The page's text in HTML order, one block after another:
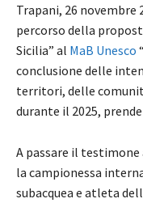
Trapani, 26 novembre
percorso della
Sicilia” al MaB Unesco
conclusione delle
territori, delle
durante il 2025,
A passare il testimone
la campionessa
subacquea e atleta